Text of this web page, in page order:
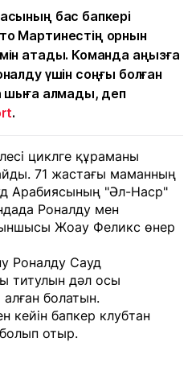
бас бапкері
Мартинестің орнын
атады. Команда аңызға
үшін соңғы болған
шыға алмады, деп
.
циклге құраманы
71 жастағы маманның
Арабиясының "Әл-Наср"
Роналду мен
Жоау Феликс өнер
Роналду Сауд
титулын дәл осы
болатын.
кейін бапкер клубтан
болып отыр.